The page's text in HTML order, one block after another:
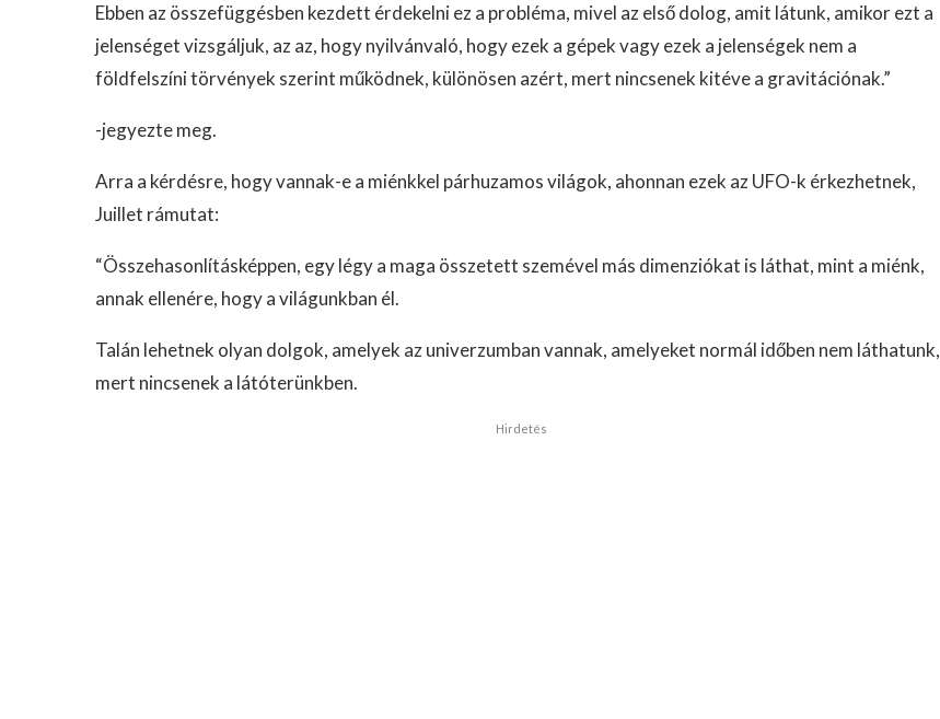
Ebben az összefüggésben kezdett érdekelni ez a probléma, mivel az első dolog, amit látunk, amikor ezt a
jelenséget vizsgáljuk, az az, hogy nyilvánvaló, hogy ezek a gépek vagy ezek a jelenségek nem a
földfelszíni törvények szerint működnek, különösen azért, mert nincsenek kitéve a gravitációnak.”
-jegyezte meg.
Arra a kérdésre, hogy vannak-e a miénkkel párhuzamos világok, ahonnan ezek az UFO-k érkezhetnek,
Juillet rámutat:
“Összehasonlításképpen, egy légy a maga összetett szemével más dimenziókat is láthat, mint a miénk,
annak ellenére, hogy a világunkban él.
Talán lehetnek olyan dolgok, amelyek az univerzumban vannak, amelyeket normál időben nem láthatunk,
mert nincsenek a látóterünkben.
Hirdetés